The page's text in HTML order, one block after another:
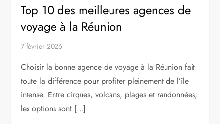
Top 10 des meilleures agences de
voyage à la Réunion
7 février 2026
Choisir la bonne agence de voyage à la Réunion fait
toute la différence pour profiter pleinement de l’île
intense. Entre cirques, volcans, plages et randonnées,
les options sont […]